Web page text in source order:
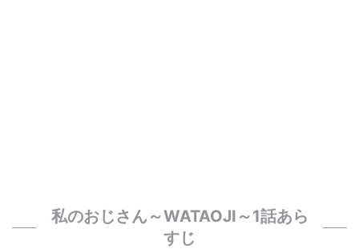
私のおじさん～WATAOJI～1話あら
すじ